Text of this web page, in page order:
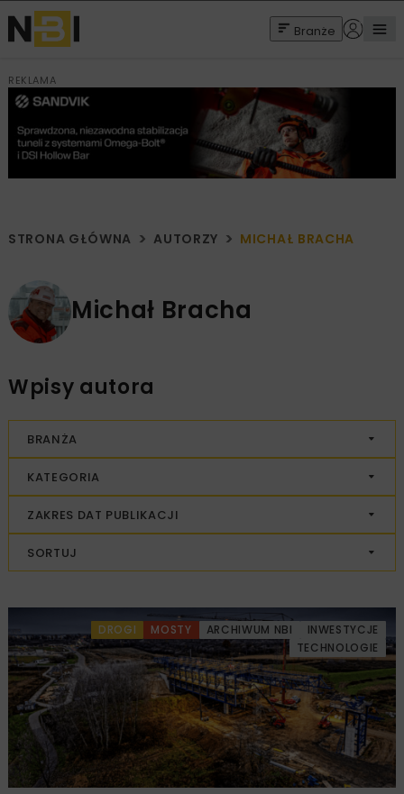
Branże
REKLAMA
STRONA GŁÓWNA AUTORZY MICHAŁ BRACHA
Michał Bracha
Wpisy autora
BRANŻA
KATEGORIA
ZAKRES DAT PUBLIKACJI
SORTUJ
DROGI MOSTY ARCHIWUM NBI
INWESTYCJE
TECHNOLOGIE